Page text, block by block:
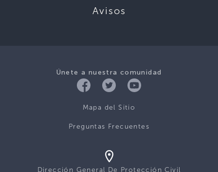
Avisos
Únete a nuestra comunidad
Mapa del Sitio
Preguntas Frecuentes
Dirección General De Protección Civil